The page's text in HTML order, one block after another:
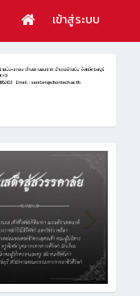
เข้าสู่ระบบ